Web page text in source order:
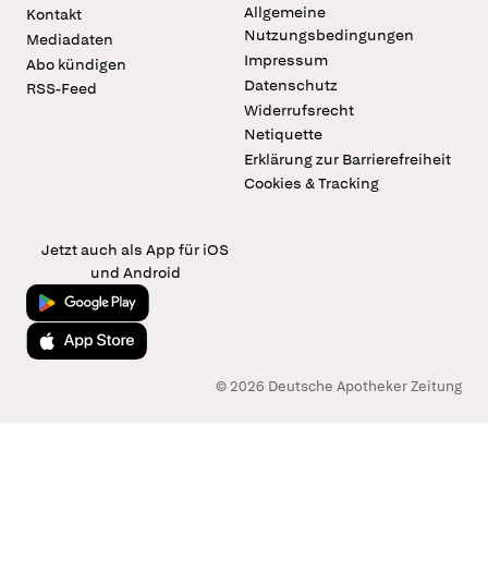
Kontakt
Mediadaten
Abo kündigen
RSS-Feed
Allgemeine
Nutzungsbedingungen
Impressum
Datenschutz
Widerrufsrecht
Netiquette
Erklärung zur Barrierefreiheit
Cookies & Tracking
Jetzt auch als App für iOS
und Android
Jetzt bei Google Play
Laden im App Store
© 2026 Deutsche Apotheker Zeitung